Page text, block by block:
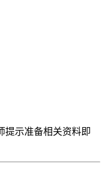
提示准备相关资料即